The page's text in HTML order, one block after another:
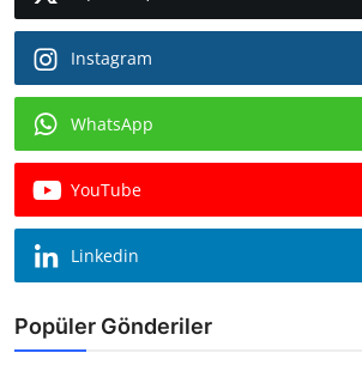
Instagram
WhatsApp
YouTube
Linkedin
Popüler Gönderiler